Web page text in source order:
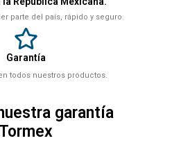
parte del país, rápido y seguro.
Garantía
todos nuestros productos.
garantía
Tormex